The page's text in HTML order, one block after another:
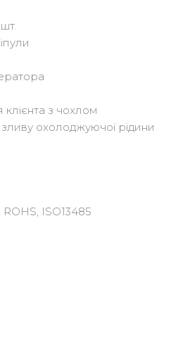
клієнта з чохлом
зливу охолоджуючої рідини
ROHS, ISO13485